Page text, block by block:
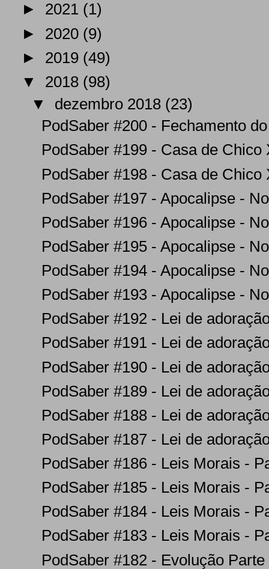
► 2021 (1)
► 2020 (9)
► 2019 (49)
▼ 2018 (98)
▼ dezembro 2018 (23)
PodSaber #200 - Fechamento
PodSaber #199 - Casa de Chico
PodSaber #198 - Casa de Chico
PodSaber #197 - Apocalipse -
PodSaber #196 - Apocalipse -
PodSaber #195 - Apocalipse -
PodSaber #194 - Apocalipse -
PodSaber #193 - Apocalipse -
PodSaber #192 - Lei de
PodSaber #191 - Lei de
PodSaber #190 - Lei de
PodSaber #189 - Lei de
PodSaber #188 - Lei de
PodSaber #187 - Lei de
PodSaber #186 - Leis Morais -
PodSaber #185 - Leis Morais -
PodSaber #184 - Leis Morais -
PodSaber #183 - Leis Morais -
PodSaber #182 - Evolução Parte